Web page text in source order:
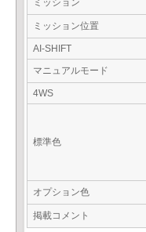
ミッション
ミッション位置
AI-SHIFT
マニュアルモード
4WS
標準色
オプション色
掲載コメント